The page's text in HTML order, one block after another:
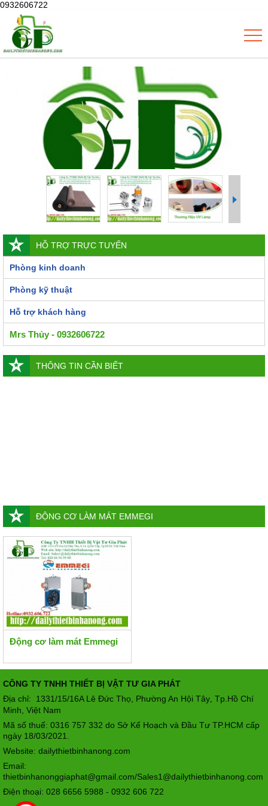
0932606722
HỖ TRỢ TRỰC TUYẾN
Phòng kinh doanh
Phòng kỹ thuật
Hỗ trợ khách hàng
Mrs Thủy - 0932606722
THÔNG TIN CẦN BIẾT
ĐỘNG CƠ LÀM MÁT EMMEGI
Động cơ làm mát Emmegi
CÔNG TY TNHH THIẾT BỊ VẬT TƯ GIA PHÁT
Địa chỉ: 1331/15/16A Lê Đức Thọ, Phường An Hội Tây Tp.Hồ Chí
Minh, Việt Nam
Mã số thuế: 0316 757 332 do Sở Kế Hoạch và Đầu Tư TP.HCM cấp
ngày 18/03/2021.
Website: dailythietbinhanong.com
Email:
thietbinhanonggiaphat@gmail.com/Sales1@dailythietbinhanong.com
Điện thoại: 028 6656 5988 - 0932 606 722